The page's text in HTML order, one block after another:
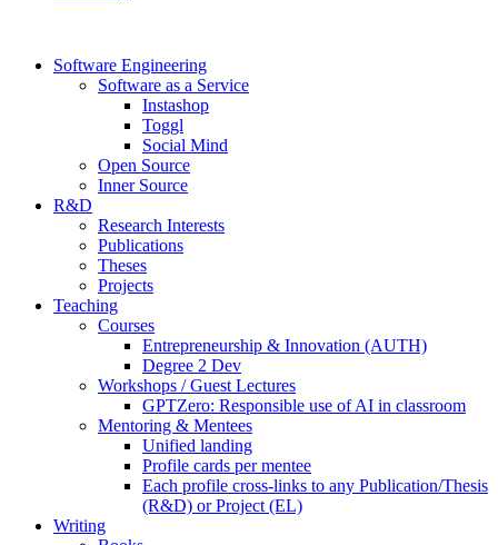
Software Engineering
Software as a Service
Instashop
Toggl
Social Mind
Open Source
Inner Source
R&D
Research Interests
Publications
Theses
Projects
Teaching
Courses
Entrepreneurship & Innovation (AUTH)
Degree 2 Dev
Workshops / Guest Lectures
GPTZero: Responsible use of AI in classroom
Mentoring & Mentees
Unified landing
Profile cards per mentee
Each profile cross-links to any Publication/Thesis
(R&D) or Project (EL)
Writing